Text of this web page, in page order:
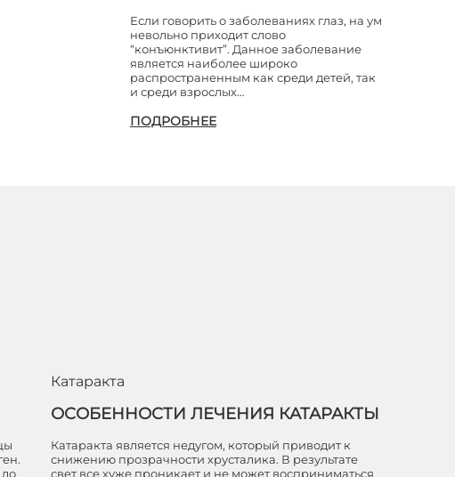
Если говорить о заболеваниях глаз, на ум
невольно приходит слово
“конъюнктивит”. Данное заболевание
является наиболее широко
распространенным как среди детей, так
и среди взрослых…
ПОДРОБНЕЕ
Катаракта
ОСОБЕННОСТИ ЛЕЧЕНИЯ КАТАРАКТЫ
Катаракта является недугом, который приводит к
снижению прозрачности хрусталика. В результате
свет все хуже проникает и не может восприниматься